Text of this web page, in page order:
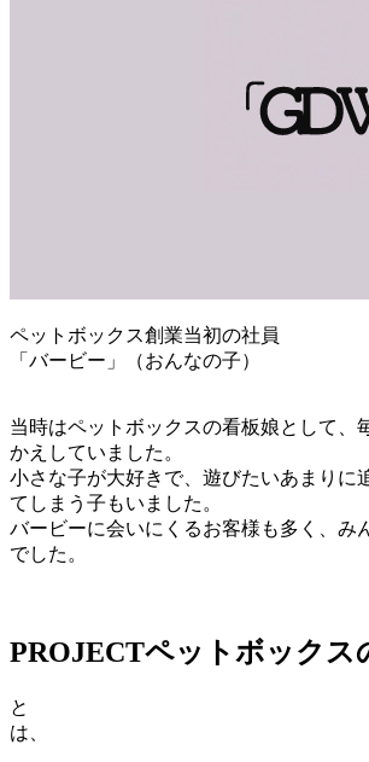
ペットボックス創業当初の社員
「バービー」（おんなの子）
当時はペットボックスの看板娘として、
かえしていました。
小さな子が大好きで、遊びたいあまりに
てしまう子もいました。
バービーに会いにくるお客様も多く、み
でした。
PROJECTペットボックス
と
は、